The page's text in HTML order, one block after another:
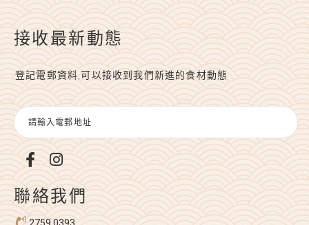
接收最新動態
登記電郵資料,可以接收到我們新進的食材動態
聯絡我們